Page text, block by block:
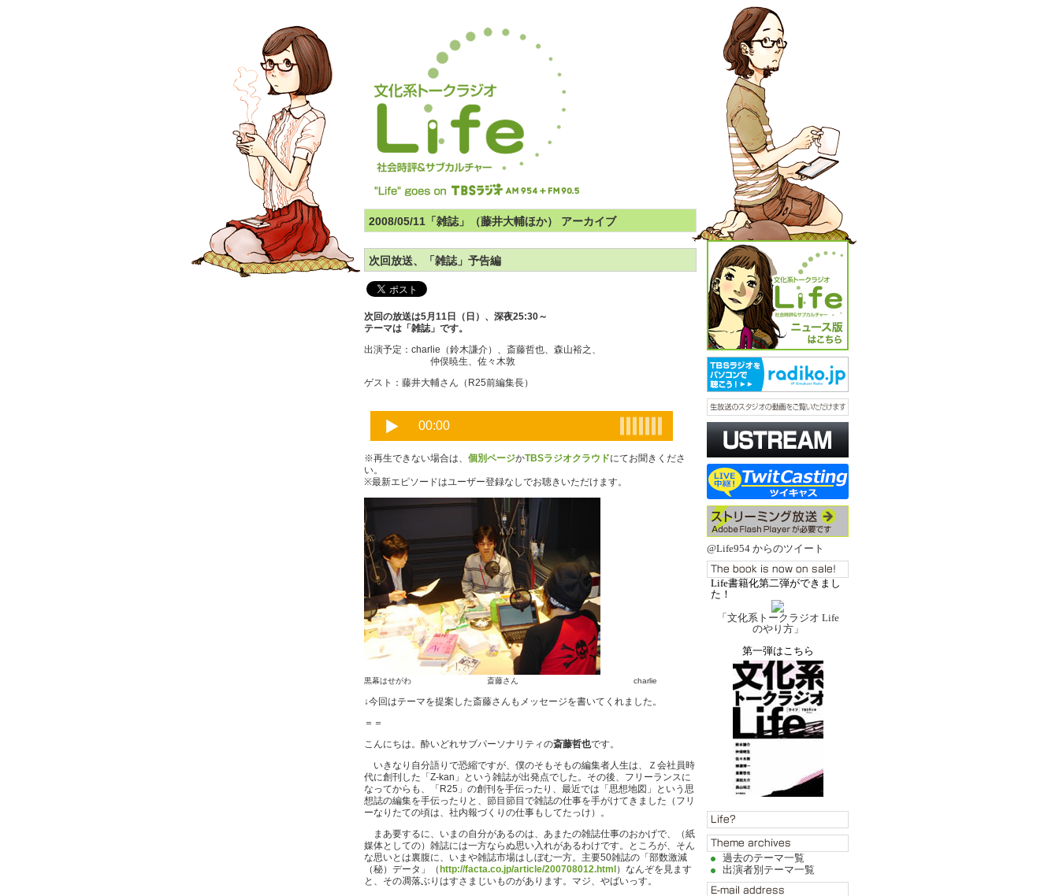
@Life954 からのツイート
Life書籍化第二弾ができまし
た！
「文化系トークラジオ Life
のやり方」
第一弾はこちら
過去のテーマ一覧
出演者別テーマ一覧
2008/05/11「雑誌」（藤井大輔ほか） アーカイブ
次回放送、「雑誌」予告編
次回の放送は5月11日（日）、深夜25:30～
テーマは「雑誌」です。
出演予定：charlie（鈴木謙介）、斎藤哲也、森山裕之、
仲俣暁生、佐々木敦
ゲスト：藤井大輔さん（R25前編集長）
※再生できない場合は、 個別ページかTBSラジオクラウドにてお聞きくださ
い。
※最新エピソードはユーザー登録なしでお聴きいただけます。
黒幕はせがわ 斎藤さん charlie
↓今回はテーマを提案した斎藤さんもメッセージを書いてくれました。
＝＝
こんにちは。酔いどれサブパーソナリティの斎藤哲也です。
いきなり自分語りで恐縮ですが、僕のそもそもの編集者人生は、Ｚ会社員時
代に創刊した「Z-kan」という雑誌が出発点でした。その後、フリーランスに
なってからも、「R25」の創刊を手伝ったり、最近では「思想地図」という思
想誌の編集を手伝ったりと、節目節目で雑誌の仕事を手がけてきました（フリ
ーなりたての頃は、社内報づくりの仕事もしてたっけ）。
まあ要するに、いまの自分があるのは、あまたの雑誌仕事のおかげで、（紙
媒体としての）雑誌には一方ならぬ思い入れがあるわけです。ところが、そん
な思いとは裏腹に、いまや雑誌市場はしぼむ一方。主要50雑誌の「部数激減
（秘）データ」（ http://facta.co.jp/article/200708012.html ）なんぞを見ます
と、その凋落ぶりはすさまじいものがあります。マジ、やばいっす。